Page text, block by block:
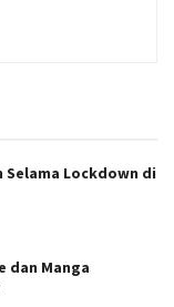
Selama Lockdown di
dan Manga